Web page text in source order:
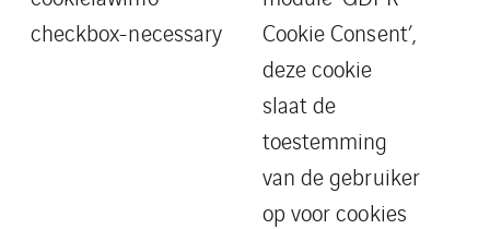
checkbox-necessary
Cookie Consent’,
deze cookie
slaat de
toestemming
van de gebruiker
op voor cookies